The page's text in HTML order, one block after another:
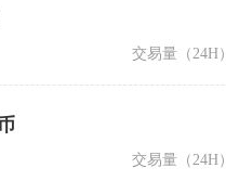
交易量（24H）
交易量（24H）